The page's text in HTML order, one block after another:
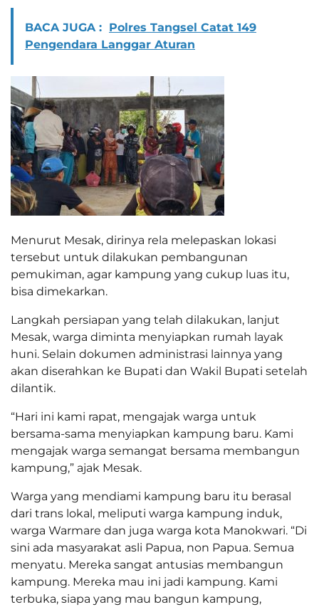
BACA JUGA : Polres Tangsel Catat 149
Pengendara Langgar Aturan
Menurut Mesak, dirinya rela melepaskan lokasi
tersebut untuk dilakukan pembangunan
pemukiman, agar kampung yang cukup luas itu,
bisa dimekarkan.
Langkah persiapan yang telah dilakukan, lanjut
Mesak, warga diminta menyiapkan rumah layak
huni. Selain dokumen administrasi lainnya yang
akan diserahkan ke Bupati dan Wakil Bupati setelah
dilantik.
“Hari ini kami rapat, mengajak warga untuk
bersama-sama menyiapkan kampung baru. Kami
mengajak warga semangat bersama membangun
kampung,” ajak Mesak.
Warga yang mendiami kampung baru itu berasal
dari trans lokal, meliputi warga kampung induk,
warga Warmare dan juga warga kota Manokwari. “Di
sini ada masyarakat asli Papua, non Papua. Semua
menyatu. Mereka sangat antusias membangun
kampung. Mereka mau ini jadi kampung. Kami
terbuka, siapa yang mau bangun kampung,